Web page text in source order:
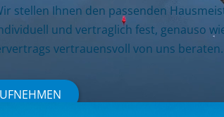
stellen Ihnen den passenden
und vertraglich fest, genauso
vertrauensvoll von uns beraten.